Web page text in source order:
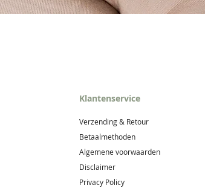
Klantenservice
Verzending & Retour
Betaalmethoden
Algemene voorwaarden
Disclaimer
Privacy Policy